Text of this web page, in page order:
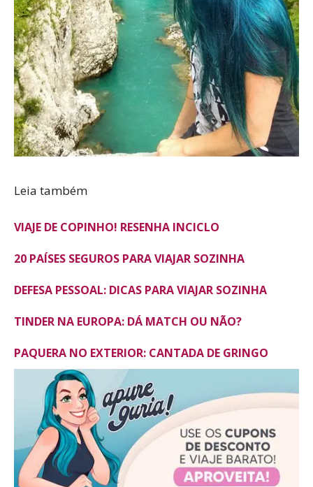
Leia também
VIAJE DE COPINHO! RESENHA INCICLO
20 PAÍSES SEGUROS PARA VIAJAR SOZINHA
DEFESA PESSOAL: DICAS PARA VIAJAR SOZINHA
TINDER NA EUROPA: DÁ MATCH OU NÃO?
PAQUERA NO EXTERIOR: CANTADA DE GRINGO